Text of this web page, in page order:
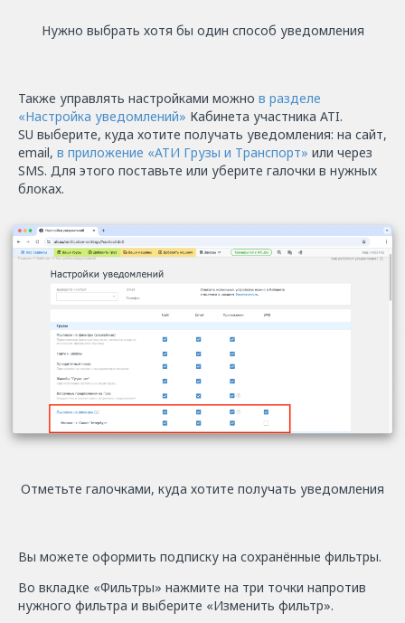
Нужно выбрать хотя бы один способ уведомления
Также управлять настройками можно в разделе
«Настройка уведомлений» Кабинета участника ATI.
SU выберите, куда хотите получать уведомления: на сайт,
email, в приложение «АТИ Грузы и Транспорт» или через
SMS. Для этого поставьте или уберите галочки в нужных
блоках.
Отметьте галочками, куда хотите получать уведомления
Вы можете оформить подписку на сохранённые фильтры.
Во вкладке «Фильтры» нажмите на три точки напротив
нужного фильтра и выберите «Изменить фильтр».